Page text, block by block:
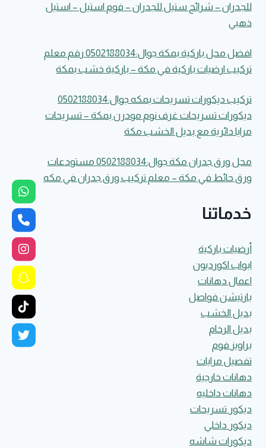
للجدران – شرائح ستيل للجدران – فوم استيل – استيل
ذهبي
افضل محل باركية بمكة جوال:0502188034 رقم معلم
تركيب ارضيات باركية في مكة – باركية خشب بمكة
تركيب ديكورات تسريحات بمكه جوال:0502188034
ديكورات تسريحات غرف نوم مودرن بمكة – تسريحات
مرايا دائرية مع بديل الخشب مكة
محل ورق جدران مكة جوال:0502188034 مستودعات
ورق حائط في مكة – معلم تركيب ورق جدران في مكه
خدماتنا
أرضيات باركية
ابواب اكورديون
اعمال دهانات
بارتيشن فواصل
بديل الخشب
بديل الرخام
براويز فوم
تفصيل مرايات
دهانات خارجية
دهانات داخليه
ديكور تسريحات
ديكور داخلي
ديكورات شاشه